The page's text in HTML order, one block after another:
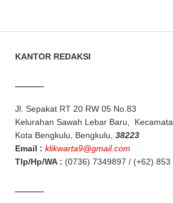
KANTOR REDAKSI
Jl. Sepakat RT 20 RW 05 No.83
Kelurahan Sawah Lebar Baru,
Kota Bengkulu, Bengkulu, 38223
Email : klikwarta9@gmail.com
Tlp/Hp/WA : (0736) 7349897 / (+62)